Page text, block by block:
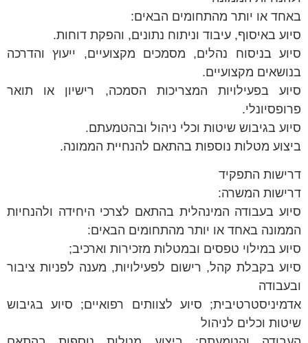
הבאים:
וניתוח נתונים, והפקת דוחות.
מסמכים מקצועיים, ייעוץ והדרכה
המצריכות הסמכה, רישיון או תואר
וכלי ניהול ובהטמעתם.
בהתאם להנחיית הממונה.
בהתאם לצרכי היחידה ולהנחיות
מהתחומים הבאים:
ובמטלות מזכירות וארכיב;
לפעילויות, מענה לפניות ציבור
סיוע לצוותים רפואיים; סיוע בגיבוש